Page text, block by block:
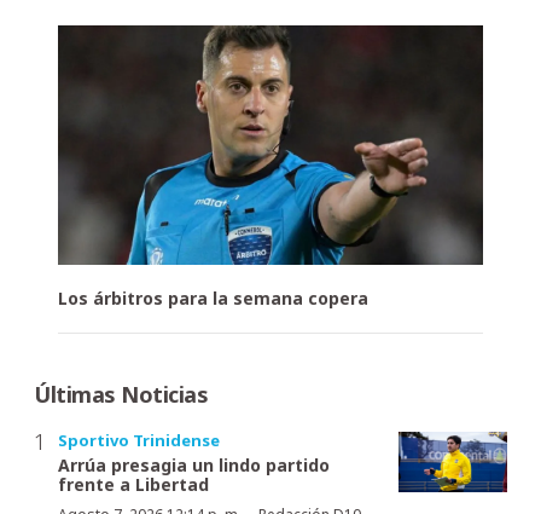
Los árbitros para la semana copera
Últimas Noticias
Sportivo Trinidense
Arrúa presagia un lindo partido
frente a Libertad